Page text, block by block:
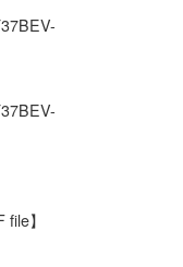
】